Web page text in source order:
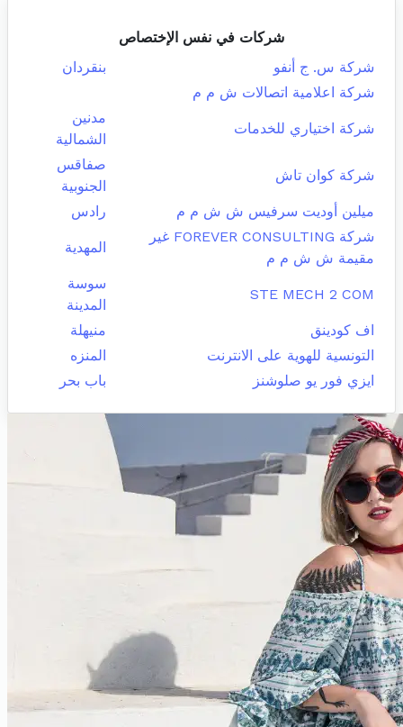
شركات في نفس الإختصاص
شركة س. ج أنفو
بنقردان
شركة اعلامية اتصالات ش م م
شركة اختياري للخدمات
مدنين
الشمالية
شركة كوان تاش
صفاقس
الجنوبية
ميلين أوديت سرفيس ش ش م م
رادس
شركة FOREVER CONSULTING غير
مقيمة ش ش م م
المهدية
STE MECH 2 COM
سوسة
المدينة
اف كودينق
منيهلة
التونسية للهوية على الانترنت
المنزه
ايزي فور يو صلوشنز
باب بحر